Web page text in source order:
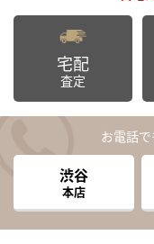
宅配
査定
お電話
渋谷
本店